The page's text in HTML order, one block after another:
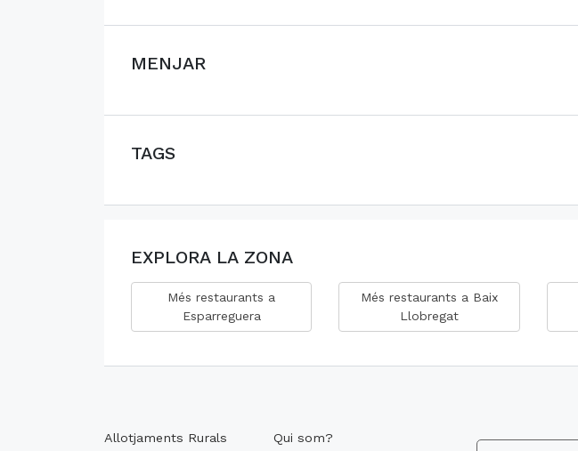
MENJAR
TAGS
EXPLORA LA ZONA
Més restaurants a
Esparreguera
Més restaurants a Baix
Llobregat
Allotjaments Rurals
Qui som?